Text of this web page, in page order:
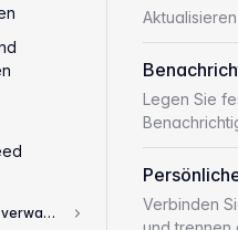
Arbeitsbereich und Team verwalten
2
Legen Sie
Verbinden